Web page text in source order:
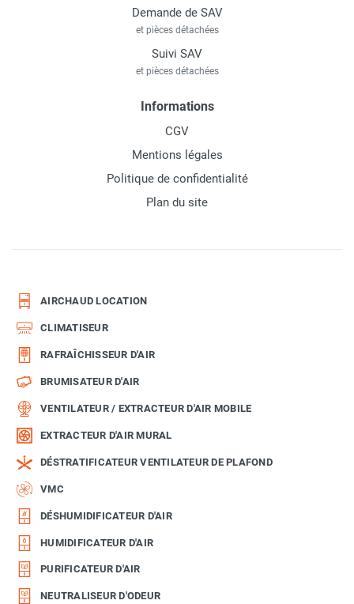
Demande de SAV
et pièces détachées
Suivi SAV
et pièces détachées
Informations
CGV
Mentions légales
Politique de confidentialité
Plan du site
AIRCHAUD LOCATION
CLIMATISEUR
RAFRAÎCHISSEUR D'AIR
BRUMISATEUR D'AIR
VENTILATEUR / EXTRACTEUR D'AIR MOBILE
EXTRACTEUR D'AIR MURAL
DÉSTRATIFICATEUR VENTILATEUR DE PLAFOND
VMC
DÉSHUMIDIFICATEUR D'AIR
HUMIDIFICATEUR D'AIR
PURIFICATEUR D'AIR
NEUTRALISEUR D'ODEUR